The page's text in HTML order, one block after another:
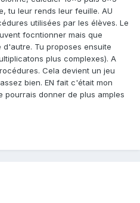
tu leur rends leur feuille. AU
utilisées par les élèves. Le
focntionner mais que
Tu proposes ensuite
plus complexes). A
Cela devient un jeu
bien. EN fait c'était mon
pourrais donner de plus amples